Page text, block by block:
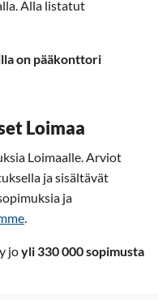
Alla listatut
on pääkonttori
Loimaa
Loimaalle. Arviot
ja sisältävät
ja
joyli 330 000 sopimusta